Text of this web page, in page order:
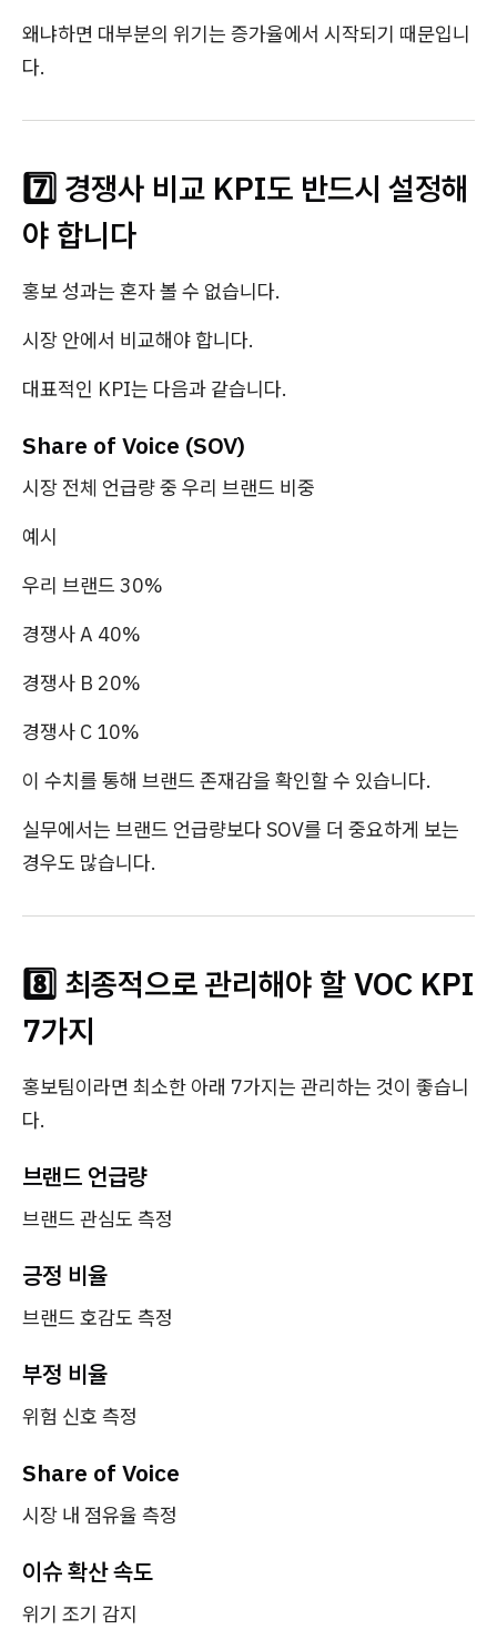
왜냐하면 대부분의 위기는 증가율에서 시작되기 때문입니
다.
7️⃣ 경쟁사 비교 KPI도 반드시 설정해
야 합니다
홍보 성과는 혼자 볼 수 없습니다.
시장 안에서 비교해야 합니다.
대표적인 KPI는 다음과 같습니다.
Share of Voice (SOV)
시장 전체 언급량 중 우리 브랜드 비중
예시
우리 브랜드 30%
경쟁사 A 40%
경쟁사 B 20%
경쟁사 C 10%
이 수치를 통해 브랜드 존재감을 확인할 수 있습니다.
실무에서는 브랜드 언급량보다 SOV를 더 중요하게 보는
경우도 많습니다.
8️⃣ 최종적으로 관리해야 할 VOC KPI
7가지
홍보팀이라면 최소한 아래 7가지는 관리하는 것이 좋습니
다.
브랜드 언급량
브랜드 관심도 측정
긍정 비율
브랜드 호감도 측정
부정 비율
위험 신호 측정
Share of Voice
시장 내 점유율 측정
이슈 확산 속도
위기 조기 감지